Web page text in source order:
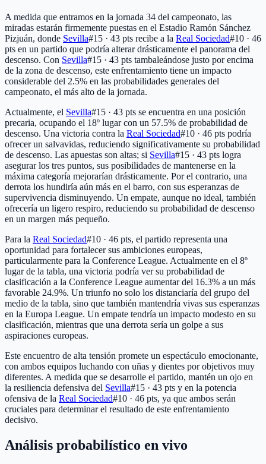
A medida que entramos en la jornada 34 del campeonato, las
miradas estarán firmemente puestas en el Estadio Ramón Sánchez
Pizjuán, donde Sevilla#15 · 43 pts recibe a la Real Sociedad#10 · 46
pts en un partido que podría alterar drásticamente el panorama del
descenso. Con Sevilla#15 · 43 pts tambaleándose justo por encima
de la zona de descenso, este enfrentamiento tiene un impacto
considerable del 2.5% en las probabilidades generales del
campeonato, el más alto de la jornada.
Actualmente, el Sevilla#15 · 43 pts se encuentra en una posición
precaria, ocupando el 18º lugar con un 57.5% de probabilidad de
descenso. Una victoria contra la Real Sociedad#10 · 46 pts podría
ofrecer un salvavidas, reduciendo significativamente su probabilidad
de descenso. Las apuestas son altas; si Sevilla#15 · 43 pts logra
asegurar los tres puntos, sus posibilidades de mantenerse en la
máxima categoría mejorarían drásticamente. Por el contrario, una
derrota los hundiría aún más en el barro, con sus esperanzas de
supervivencia disminuyendo. Un empate, aunque no ideal, también
ofrecería un ligero respiro, reduciendo su probabilidad de descenso
en un margen más pequeño.
Para la Real Sociedad#10 · 46 pts, el partido representa una
oportunidad para fortalecer sus ambiciones europeas,
particularmente para la Conference League. Actualmente en el 8º
lugar de la tabla, una victoria podría ver su probabilidad de
clasificación a la Conference League aumentar del 16.3% a un más
favorable 24.9%. Un triunfo no solo los distanciaría del grupo del
medio de la tabla, sino que también mantendría vivas sus esperanzas
en la Europa League. Un empate tendría un impacto modesto en su
clasificación, mientras que una derrota sería un golpe a sus
aspiraciones europeas.
Este encuentro de alta tensión promete un espectáculo emocionante,
con ambos equipos luchando con uñas y dientes por objetivos muy
diferentes. A medida que se desarrolle el partido, mantén un ojo en
la resiliencia defensiva del Sevilla#15 · 43 pts y en la potencia
ofensiva de la Real Sociedad#10 · 46 pts, ya que ambos serán
cruciales para determinar el resultado de este enfrentamiento
decisivo.
Análisis probabilístico en vivo